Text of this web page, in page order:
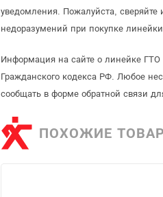
уведомления. Пожалуйста,
недоразумений при покупке
Информация на сайте о линейке ГТО
Гражданского кодекса РФ. Любое
сообщать в форме обратной связи
ПОХОЖИЕ